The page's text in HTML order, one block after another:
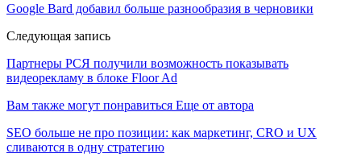
Google Bard добавил больше разнообразия в черновики
Следующая запись
Партнеры РСЯ получили возможность показывать
видеорекламу в блоке Floor Ad
Вам также могут понравиться Еще от автора
SEO больше не про позиции: как маркетинг, CRO и UX
сливаются в одну стратегию